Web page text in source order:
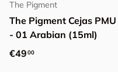
The Pigment
The Pigment Cejas PMU
- 01 Arabian (15ml)
Precio normal
€4900